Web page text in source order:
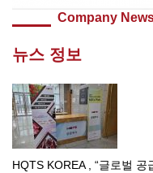
Company
뉴스 정보
HQTS KOREA , “글로벌